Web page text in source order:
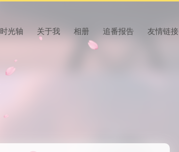
时光轴 关于我 相册 追番报告 友情链接